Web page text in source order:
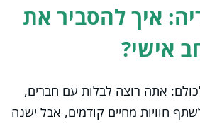
איך להסביר את
אישי?
אתה רוצה לבלות עם חברים,
חוויות מחיים קודמים, אבל ישנה